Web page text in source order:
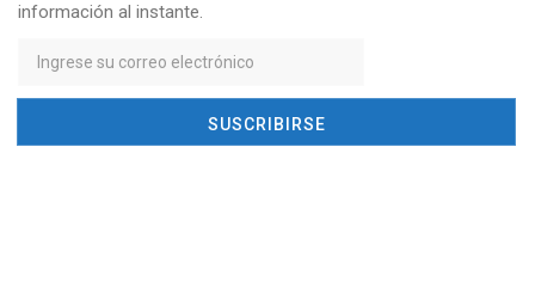
información al instante.